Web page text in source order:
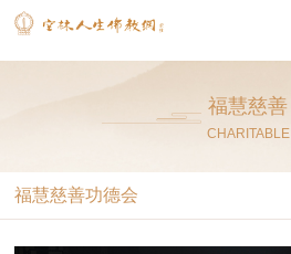
福慧慈善
CHARITABLE
福慧慈善功德会